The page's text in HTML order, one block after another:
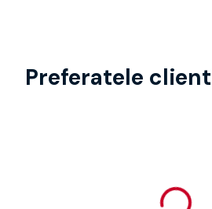
Preferatele